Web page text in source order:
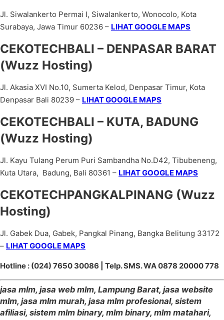
Jl. Siwalankerto Permai I, Siwalankerto, Wonocolo, Kota
Surabaya, Jawa Timur 60236 – LIHAT GOOGLE MAPS
CEKOTECHBALI – DENPASAR BARAT
(Wuzz Hosting)
Jl. Akasia XVI No.10, Sumerta Kelod, Denpasar Timur, Kota
Denpasar Bali 80239 – LIHAT GOOGLE MAPS
CEKOTECHBALI – KUTA, BADUNG
(Wuzz Hosting)
Jl. Kayu Tulang Perum Puri Sambandha No.D42, Tibubeneng,
Kuta Utara, Badung, Bali 80361 – LIHAT GOOGLE MAPS
CEKOTECHPANGKALPINANG (Wuzz
Hosting)
Jl. Gabek Dua, Gabek, Pangkal Pinang, Bangka Belitung 33172
– LIHAT GOOGLE MAPS
Hotline : (024) 7650 30086 | Telp. SMS. WA 0878 20000 778
jasa mlm, jasa web mlm, Lampung Barat, jasa website
mlm, jasa mlm murah, jasa mlm profesional, sistem
afiliasi, sistem mlm binary, mlm binary, mlm matahari,